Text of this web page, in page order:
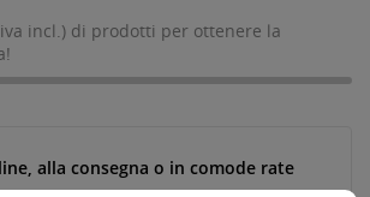
incl.) di prodotti per ottenere la
alla consegna o in comode rate